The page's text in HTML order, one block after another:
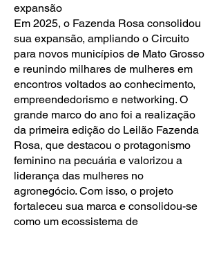
expansão
Em 2025, o Fazenda Rosa consolidou
sua expansão, ampliando o Circuito
para novos municípios de Mato Grosso
e reunindo milhares de mulheres em
encontros voltados ao conhecimento,
empreendedorismo e networking. O
grande marco do ano foi a realização
da primeira edição do Leilão Fazenda
Rosa, que destacou o protagonismo
feminino na pecuária e valorizou a
liderança das mulheres no
agronegócio. Com isso, o projeto
fortaleceu sua marca e consolidou-se
como um ecossistema de